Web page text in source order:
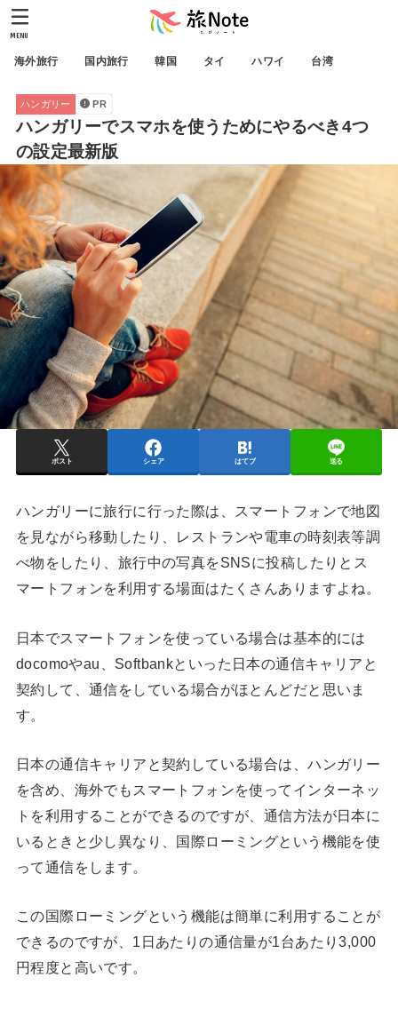
海外旅行 国内旅行 韓国 タイ ハワイ 台湾
MENU
ハンガリー PR
ハンガリーでスマホを使うためにやるべき4つ
の設定最新版
ポスト シェア はてブ 送る
ハンガリーに旅行に行った際は、スマートフォンで地図
を見ながら移動したり、レストランや電車の時刻表等調
べ物をしたり、旅行中の写真をSNSに投稿したりとス
マートフォンを利用する場面はたくさんありますよね。
日本でスマートフォンを使っている場合は基本的には
docomoやau、Softbankといった日本の通信キャリアと
契約して、通信をしている場合がほとんどだと思いま
す。
日本の通信キャリアと契約している場合は、ハンガリー
を含め、海外でもスマートフォンを使ってインターネッ
トを利用することができるのですが、通信方法が日本に
いるときと少し異なり、国際ローミングという機能を使
って通信をします。
この国際ローミングという機能は簡単に利用することが
できるのですが、1日あたりの通信量が1台あたり3,000
円程度と高いです。